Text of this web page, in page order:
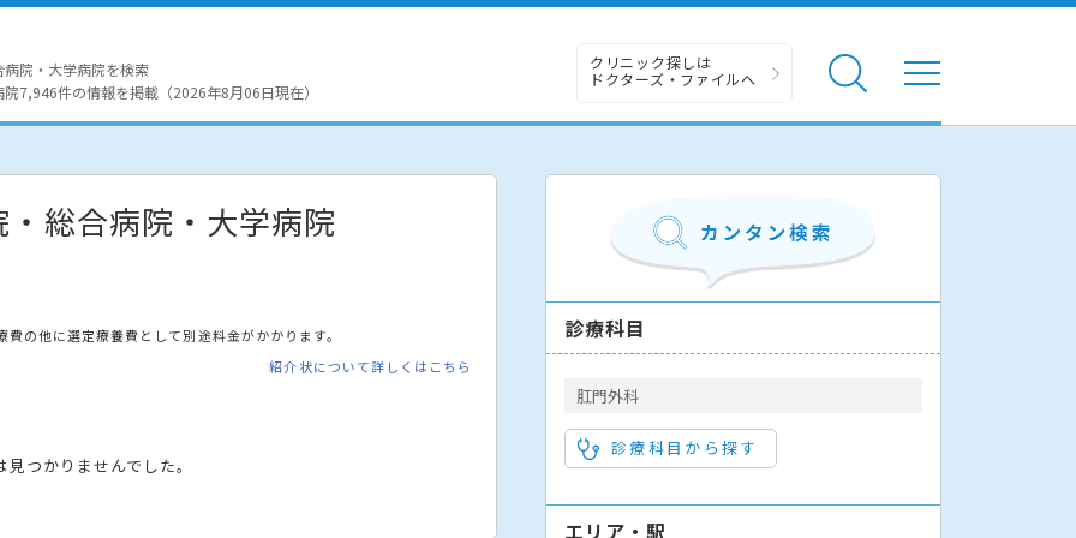
院・大学病院を検索
7,946件の情報を掲載（2026年8月06日現在）
クリニック探しは
ドクターズ・ファイルへ
・総合病院・大学病院
の他に選定療養費として別途料金がかかります。
紹介状について詳しくはこちら
つかりませんでした。
診療科目
肛門外科
診療科目から探す
エリア・駅